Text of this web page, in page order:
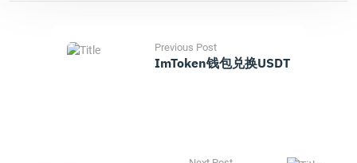
Previous Post
ImToken钱包兑换USDT